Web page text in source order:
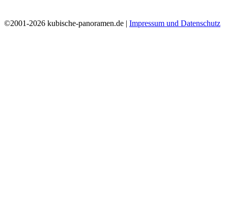
©2001-2026 kubische-panoramen.de | Impressum und Datenschutz